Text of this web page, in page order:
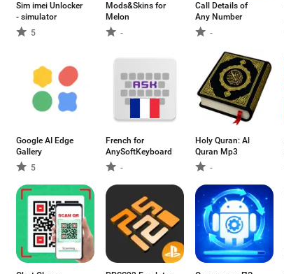
Sim imei Unlocker
- simulator
5
Mods&Skins for
Melon
-
Call Details of
Any Number
-
Google AI Edge
Gallery
5
French for
AnySoftKeyboard
-
Holy Quran: Al
Quran Mp3
-